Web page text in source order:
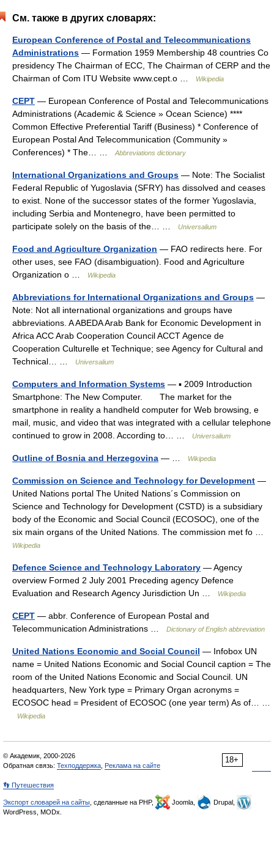
См. также в других словарях:
European Conference of Postal and Telecommunications
Administrations — Formation 1959 Membership 48 countries Co
presidency The Chairman of ECC, The Chairman of CERP and the
Chairman of Com ITU Website www.cept.o …
Wikipedia
CEPT — European Conference of Postal and Telecommunications
Administrations (Academic & Science » Ocean Science) ****
Common Effective Preferential Tariff (Business) * Conference of
European Postal And Telecommunication (Community »
Conferences) * The… …
Abbreviations dictionary
International Organizations and Groups — Note: The Socialist
Federal Republic of Yugoslavia (SFRY) has dissolved and ceases
to exist. None of the successor states of the former Yugoslavia,
including Serbia and Montenegro, have been permitted to
participate solely on the basis of the… …
Universalium
Food and Agriculture Organization — FAO redirects here. For
other uses, see FAO (disambiguation). Food and Agriculture
Organization o …
Wikipedia
Abbreviations for International Organizations and Groups —
Note: Not all international organizations and groups have
abbreviations. A ABEDA Arab Bank for Economic Development in
Africa ACC Arab Cooperation Council ACCT Agence de
Cooperation Culturelle et Technique; see Agency for Cultural and
Technical… …
Universalium
Computers and Information Systems — ▪ 2009 Introduction
Smartphone: The New Computer. The market for the
smartphone in reality a handheld computer for Web browsing, e
mail, music, and video that was integrated with a cellular telephone
continued to grow in 2008. According to… …
Universalium
Outline of Bosnia and Herzegovina — … Wikipedia
Commission on Science and Technology for Development —
United Nations portal The United Nations´s Commission on
Science and Technology for Development (CSTD) is a subsidiary
body of the Economic and Social Council (ECOSOC), one of the
six main organs of the United Nations. The commission met fo …
Wikipedia
Defence Science and Technology Laboratory — Agency
overview Formed 2 July 2001 Preceding agency Defence
Evaluation and Research Agency Jurisdiction Un …
Wikipedia
CEPT — abbr. Conference of European Postal and
Telecommunication Administrations …
Dictionary of English abbreviation
United Nations Economic and Social Council — Infobox UN
name = United Nations Economic and Social Council caption = The
room of the United Nations Economic and Social Council. UN
headquarters, New York type = Primary Organ acronyms =
ECOSOC head = President of ECOSOC (one year term) As of… …
Wikipedia
18+
© Академик, 2000-2026
Обратная связь: Техподдержка Реклама на сайте
👣 Путешествия
Экспорт словарей на сайты , сделанные на PHP, Joomla,
Drupal,
WordPress, MODx.